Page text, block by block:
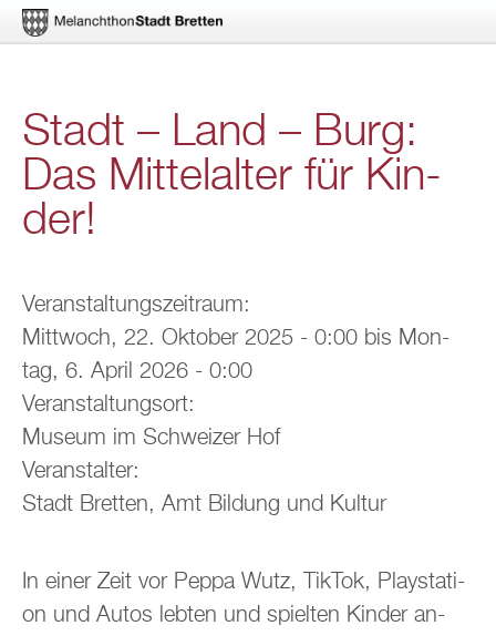
Stadt – Land – Burg:
Das Mit­tel­al­ter für Kin­
der!
Ver­an­stal­tungs­zeit­raum:
Mitt­woch, 22. Ok­to­ber 2025 - 0:00 bis Mon­
tag, 6. April 2026 - 0:00
Ver­an­stal­tungs­ort:
Mu­se­um im Schwei­zer Hof
Ver­an­stal­ter:
Stadt Brett­en, Amt Bil­dung und Kul­tur
In einer Zeit vor Peppa Wutz, Tik­Tok, Play­sta­ti­
on und Autos leb­ten und spiel­ten Kin­der an­